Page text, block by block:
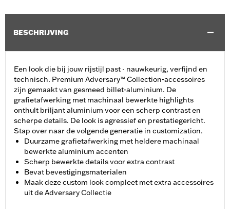
BESCHRIJVING
Een look die bij jouw rijstijl past - nauwkeurig, verfijnd en
technisch. Premium Adversary™ Collection-accessoires
zijn gemaakt van gesmeed billet-aluminium. De
grafietafwerking met machinaal bewerkte highlights
onthult briljant aluminium voor een scherp contrast en
scherpe details. De look is agressief en prestatiegericht.
Stap over naar de volgende generatie in customization.
Duurzame grafietafwerking met heldere machinaal
bewerkte aluminium accenten
Scherp bewerkte details voor extra contrast
Bevat bevestigingsmaterialen
Maak deze custom look compleet met extra accessoires
uit de Adversary Collectie